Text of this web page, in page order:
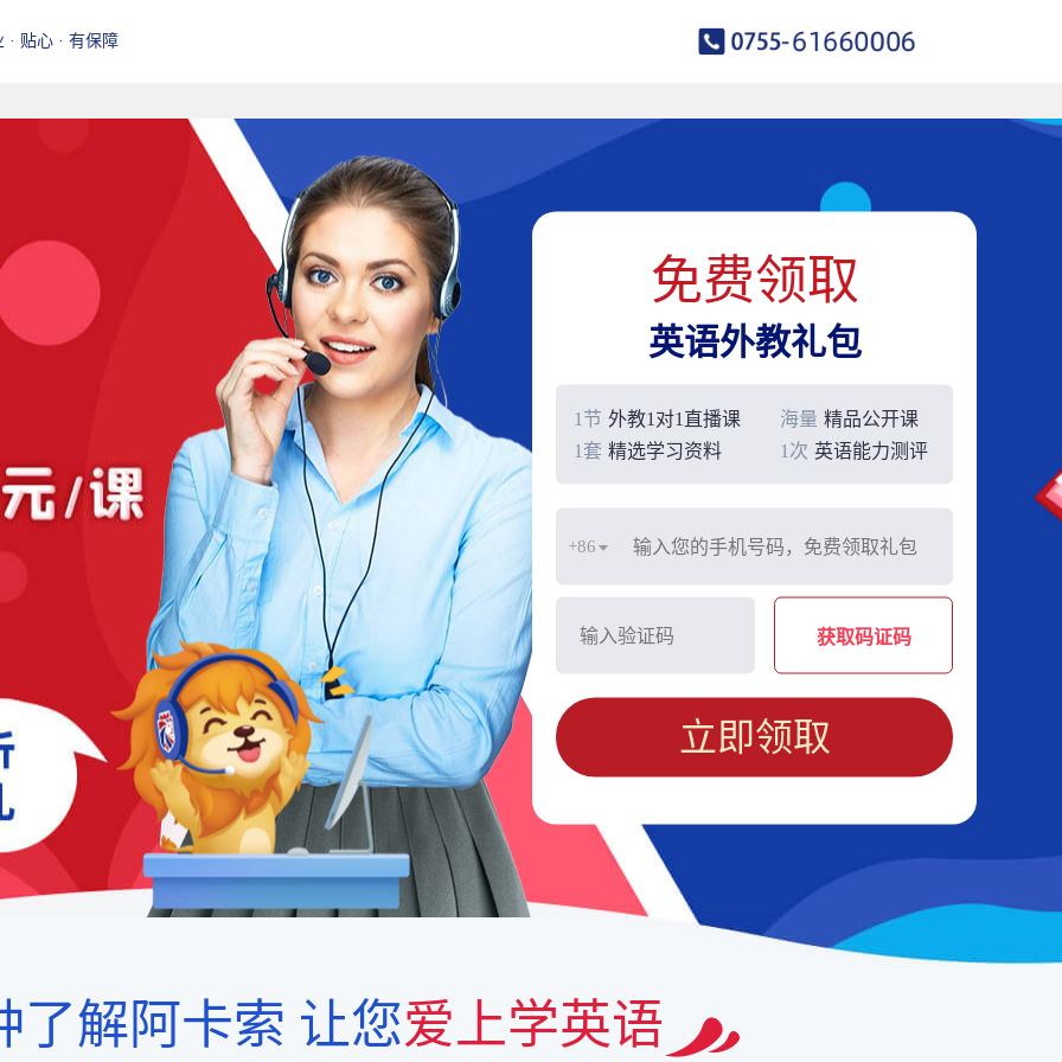
· 贴心 · 有保障
免费领取
英语外教礼包
1节 外教1对1直播课 海量 精品公开课
1套 精选学习资料 1次 英语能力测评
+86
获取码证码
立即领取
了解阿卡索 让您爱上学英语